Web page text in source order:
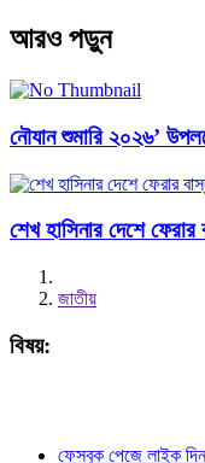
আরও পড়ুন
নৌযান শুমারি ২০২৬’
শেখ হাসিনার দেশে
জাতীয়
বিষয়:
ফেসবুক পেজে লাইক দিন